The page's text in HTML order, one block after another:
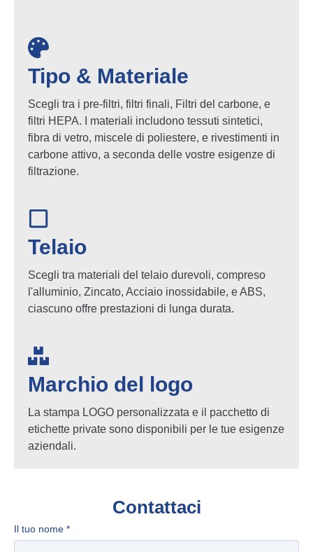
Tipo & Materiale
Scegli tra i pre-filtri, filtri finali, Filtri del carbone, e
filtri HEPA. I materiali includono tessuti sintetici,
fibra di vetro, miscele di poliestere, e rivestimenti in
carbone attivo, a seconda delle vostre esigenze di
filtrazione.
Telaio
Scegli tra materiali del telaio durevoli, compreso
l'alluminio, Zincato, Acciaio inossidabile, e ABS,
ciascuno offre prestazioni di lunga durata.
Marchio del logo
La stampa LOGO personalizzata e il pacchetto di
etichette private sono disponibili per le tue esigenze
aziendali.
Contattaci
Il tuo nome *